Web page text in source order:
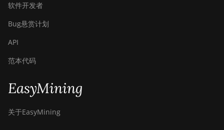
软件开发者
Bug悬赏计划
API
范本代码
EasyMining
关于EasyMining